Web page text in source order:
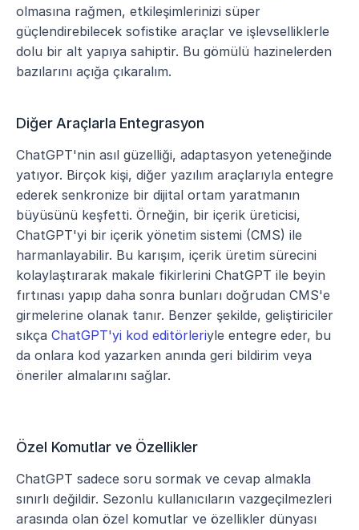
olmasına rağmen, etkileşimlerinizi süper
güçlendirebilecek sofistike araçlar ve işlevselliklerle
dolu bir alt yapıya sahiptir. Bu gömülü hazinelerden
bazılarını açığa çıkaralım.
Diğer Araçlarla Entegrasyon
ChatGPT'nin asıl güzelliği, adaptasyon yeteneğinde
yatıyor. Birçok kişi, diğer yazılım araçlarıyla entegre
ederek senkronize bir dijital ortam yaratmanın
büyüsünü keşfetti. Örneğin, bir içerik üreticisi,
ChatGPT'yi bir içerik yönetim sistemi (CMS) ile
harmanlayabilir. Bu karışım, içerik üretim sürecini
kolaylaştırarak makale fikirlerini ChatGPT ile beyin
fırtınası yapıp daha sonra bunları doğrudan CMS'e
girmelerine olanak tanır. Benzer şekilde, geliştiriciler
sıkça ChatGPT'yi kod editörleriyle entegre eder, bu
da onlara kod yazarken anında geri bildirim veya
öneriler almalarını sağlar.
Özel Komutlar ve Özellikler
ChatGPT sadece soru sormak ve cevap almakla
sınırlı değildir. Sezonlu kullanıcıların vazgeçilmezleri
arasında olan özel komutlar ve özellikler dünyası